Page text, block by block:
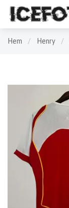
Hem / Henry /